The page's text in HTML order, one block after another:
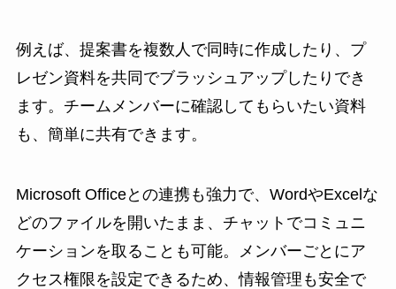
例えば、提案書を複数人で同時に作成したり、プ
レゼン資料を共同でブラッシュアップしたりでき
ます。チームメンバーに確認してもらいたい資料
も、簡単に共有できます。
Microsoft Officeとの連携も強力で、WordやExcelな
どのファイルを開いたまま、チャットでコミュニ
ケーションを取ることも可能。メンバーごとにア
クセス権限を設定できるため、情報管理も安全で